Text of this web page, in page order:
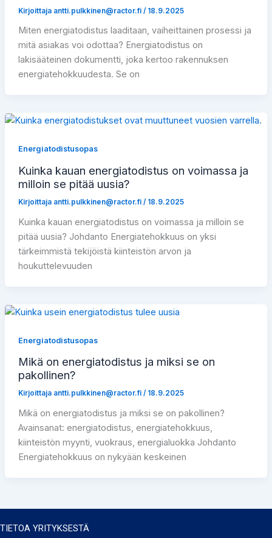
Kirjoittaja antti.pulkkinen@ractor.fi / 18.9.2025
Miten energiatodistus laaditaan, vaiheittainen prosessi ja
mitä asiakas voi odottaa? Energiatodistus on
lakisääteinen dokumentti, joka kertoo rakennuksen
energiatehokkuudesta. Se on
Energiatodistusopas
Kuinka kauan energiatodistus on voimassa ja
milloin se pitää uusia?
Kirjoittaja antti.pulkkinen@ractor.fi / 18.9.2025
Kuinka kauan energiatodistus on voimassa ja milloin se
pitää uusia? Johdanto Energiatehokkuus on yksi
tärkeimmistä tekijöistä kiinteistön arvon ja
houkuttelevuuden
Energiatodistusopas
Mikä on energiatodistus ja miksi se on
pakollinen?
Kirjoittaja antti.pulkkinen@ractor.fi / 18.9.2025
Mikä on energiatodistus ja miksi se on pakollinen?
Avainsanat: energiatodistus, energiatehokkuus,
kiinteistön myynti, vuokraus, energialuokka Johdanto
Energiatehokkuus on nykyään keskeinen
TIETOA YRITYKSESTÄ